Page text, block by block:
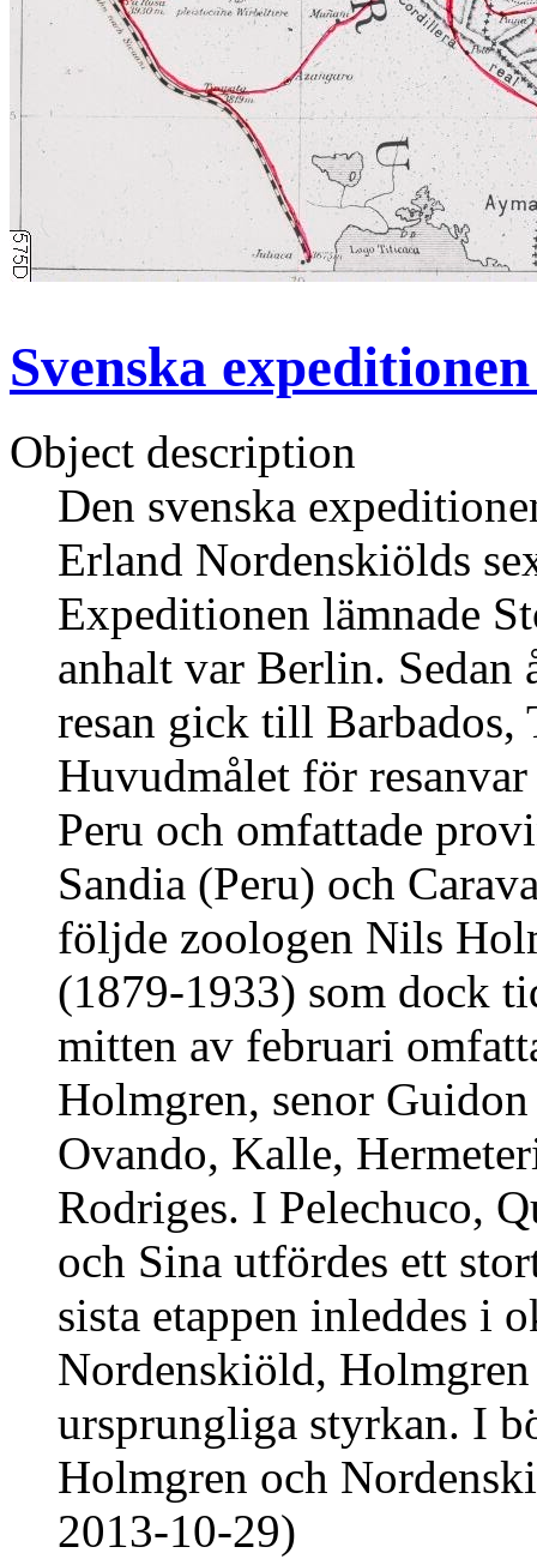
Svenska
Object description
Den svenska
Erland Nordenskiölds
Expeditionen lämnade
anhalt var Berlin. Sedan
resan gick till Barbados,
Huvudmålet för
Peru och omfattade
Sandia (Peru) och
följde zoologen Nils
(1879-1933) som dock
mitten av februari
Holmgren, senor
Ovando, Kalle,
Rodriges. I Pelechuco,
och Sina utfördes ett
sista etappen inleddes i
Nordenskiöld,
ursprungliga styrkan. I
Holmgren och
2013-10-29)